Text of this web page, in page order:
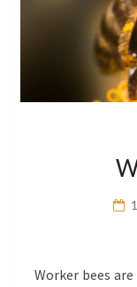
Worker bees